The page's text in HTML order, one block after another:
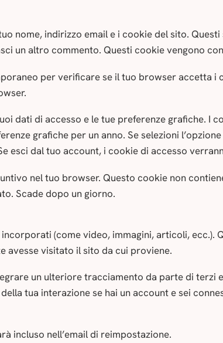
nome, indirizzo email e i cookie del sito.
un altro commento. Questi cookie vengono
per verificare se il tuo browser accetta i
dati di accesso e le tue preferenze grafiche. I
grafiche per un anno. Se selezioni l’opzione
esci dal tuo account, i cookie di accesso
nel tuo browser. Questo cookie non
Scade dopo un giorno.
(come video, immagini, articoli, ecc.).
avesse visitato il sito da cui proviene.
un ulteriore tracciamento da parte di terzi
tua interazione se hai un account e sei
incluso nell’email di reimpostazione.